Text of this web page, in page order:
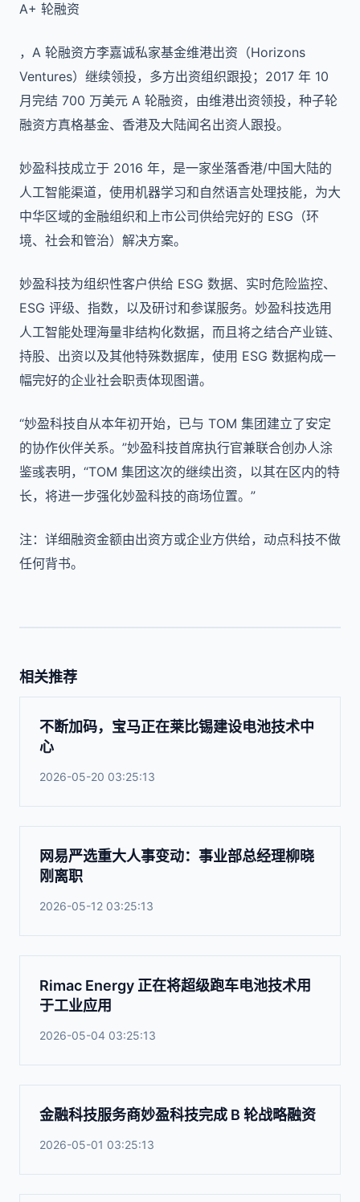
A+ 轮融资
，A 轮融资方李嘉诚私家基金维港出资（Horizons
Ventures）继续领投，多方出资组织跟投；2017 年 10
月完结 700 万美元 A 轮融资，由维港出资领投，种子轮
融资方真格基金、香港及大陆闻名出资人跟投。
妙盈科技成立于 2016 年，是一家坐落香港/中国大陆的
人工智能渠道，使用机器学习和自然语言处理技能，为大
中华区域的金融组织和上市公司供给完好的 ESG（环
境、社会和管治）解决方案。
妙盈科技为组织性客户供给 ESG 数据、实时危险监控、
ESG 评级、指数，以及研讨和参谋服务。妙盈科技选用
人工智能处理海量非结构化数据，而且将之结合产业链、
持股、出资以及其他特殊数据库，使用 ESG 数据构成一
幅完好的企业社会职责体现图谱。
“妙盈科技自从本年初开始，已与 TOM 集团建立了安定
的协作伙伴关系。”妙盈科技首席执行官兼联合创办人涂
鉴彧表明，“TOM 集团这次的继续出资，以其在区内的特
长，将进一步强化妙盈科技的商场位置。”
注：详细融资金额由出资方或企业方供给，动点科技不做
任何背书。
相关推荐
不断加码，宝马正在莱比锡建设电池技术中
心
2026-05-20 03:25:13
网易严选重大人事变动：事业部总经理柳晓
刚离职
2026-05-12 03:25:13
Rimac Energy 正在将超级跑车电池技术用
于工业应用
2026-05-04 03:25:13
金融科技服务商妙盈科技完成 B 轮战略融资
2026-05-01 03:25:13